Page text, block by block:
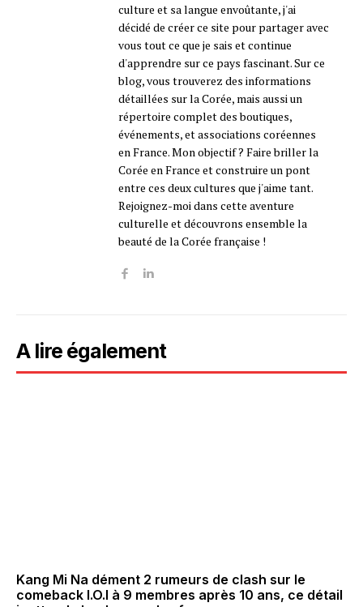
culture et sa langue envoûtante, j'ai
décidé de créer ce site pour partager avec
vous tout ce que je sais et continue
d'apprendre sur ce pays fascinant. Sur ce
blog, vous trouverez des informations
détaillées sur la Corée, mais aussi un
répertoire complet des boutiques,
événements, et associations coréennes
en France. Mon objectif ? Faire briller la
Corée en France et construire un pont
entre ces deux cultures que j'aime tant.
Rejoignez-moi dans cette aventure
culturelle et découvrons ensemble la
beauté de la Corée française !
A lire également
Kang Mi Na dément 2 rumeurs de clash sur le
comeback I.O.I à 9 membres après 10 ans, ce détail